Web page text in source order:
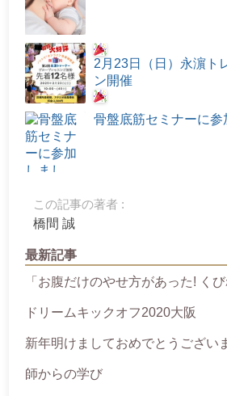
2月23日（日）永濵ト
ン開催
骨盤底筋セミナーに参
この記事の著者 :
橋間 誠
最新記事
「お腹だけのやせ方があった! く
ドリームキックオフ2020大阪
新年明けましておめでとうござい
師からの学び